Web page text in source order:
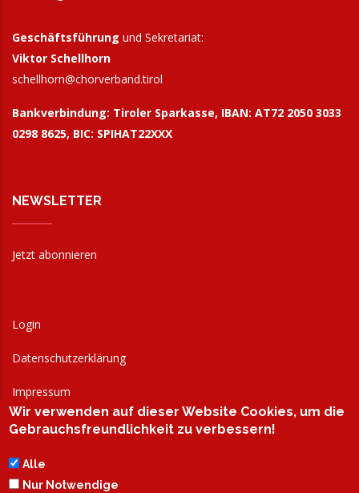
Geschäftsführung und Sekretariat:
Viktor Schellhorn
schellhorn@chorverband.tirol
Bankverbindung: Tiroler Sparkasse, IBAN: AT72 2050 3033
0298 8625, BIC: SPIHAT22XXX
NEWSLETTER
Jetzt abonnieren
Login
Datenschutzerklärung
Impressum
AGB
Wir verwenden auf dieser Website Cookies, um die
Gebrauchsfreundlichkeit zu verbessern!
Alle
Nur Notwendige